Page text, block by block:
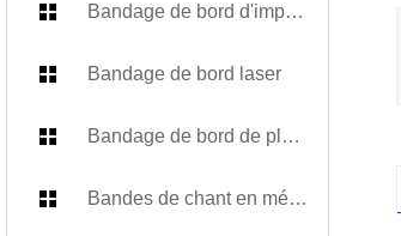
Bandage de bord d'impression numérique
Bandage de bord laser
Bandage de bord de placage
Bandes de chant en mélamine